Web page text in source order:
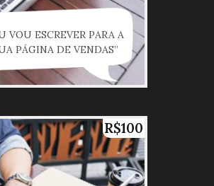
VOU ESCREVER PARA A
PÁGINA DE VENDAS”
R$100